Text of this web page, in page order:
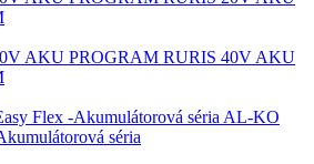
RURIS 40V AKU
AL-KO
séria